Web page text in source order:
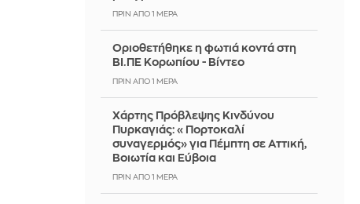
ΠΡΙΝ ΑΠΌ 1 ΜΈΡΑ
Οριοθετήθηκε η φωτιά κοντά στη
ΒΙ.ΠΕ Κορωπίου - Βίντεο
ΠΡΙΝ ΑΠΌ 1 ΜΈΡΑ
Χάρτης Πρόβλεψης Κινδύνου
Πυρκαγιάς: «Πορτοκαλί
συναγερμός» για Πέμπτη σε Αττική,
Βοιωτία και Εύβοια
ΠΡΙΝ ΑΠΌ 1 ΜΈΡΑ